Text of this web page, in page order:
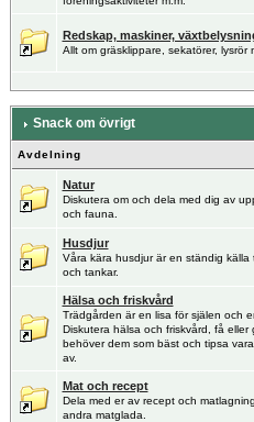
Redskap, maskiner,
Allt om gräsklippare, sekatörer, lysrör
Snack om övrigt
Avdelning
Natur
Diskutera om och dela med dig av
och fauna.
Husdjur
Våra kära husdjur är en ständig källa
och tankar.
Hälsa och friskvård
Trädgården är en lisa för själen och
Diskutera hälsa och friskvård, få eller
behöver dem som bäst och tipsa
av.
Mat och recept
Dela med er av recept och
andra matglada.